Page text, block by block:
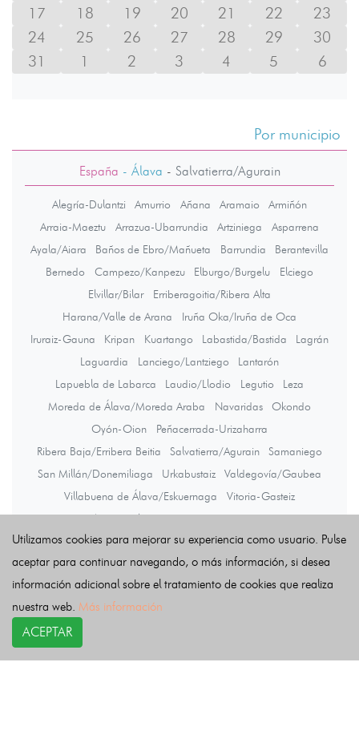
17
18 19 20 21 22
23
24
25 26 27 28 29
30
31
1 2 3 4 5 6
Por municipio
España - Álava - Salvatierra/Agurain
Alegría-Dulantzi Amurrio Añana Aramaio
Armiñón
Arraia-Maeztu
Arrazua-Ubarrundia Artziniega
Asparrena
Ayala/Aiara
Baños de Ebro/Mañueta Barrundia
Berantevilla
Bernedo
Campezo/Kanpezu Elburgo/Burgelu
Elciego
Elvillar/Bilar
Erriberagoitia/Ribera Alta
Harana/Valle de Arana
Iruña Oka/Iruña de Oca
Iruraiz-Gauna
Kripan Kuartango Labastida/Bastida
Lagrán
Laguardia
Lanciego/Lantziego
Lantarón
Lapuebla de Labarca
Laudio/Llodio Legutio
Leza
Moreda de Álava/Moreda Araba
Navaridas
Okondo
Oyón-Oion
Peñacerrada-Urizaharra
Ribera Baja/Erribera Beitia
Salvatierra/Agurain
Samaniego
San Millán/Donemiliaga
Urkabustaiz
Valdegovía/Gaubea
Villabuena de Álava/Eskuernaga
Vitoria-Gasteiz
Yécora/Iekora
Zalduondo Zambrana Zigoitia Zuia
Últimas noticias
Utilizamos cookies para mejorar su experiencia como usuario. Pulse
aceptar para continuar navegando, o más información, si desea
información adicional sobre el tratamiento de cookies que realiza
nuestra web. Más información
ACEPTAR